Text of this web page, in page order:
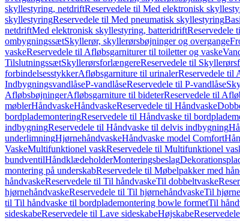
skyllestyring, netdriftReservedele til Med elektronisk
skyllestyringReservedele til Med pneumatisk skyllestyring
netdriftMed elektronisk skyllestyring, batteridriftReservedele
ombygningssætSkyllerør, skyllerørsbøjninger og overgange
vaskeReservedele til Afløbsgarniturer til toiletter og vaske
TilslutningssætSkyllerørsforlængereReservedele til
forbindelsesstykkerAfløbsgarniture til urinalerReservedele til
IndbygningsvandlåseP-vandlåseReservedele til P-vandlåse
AfløbsbøjningerAfløbsgarniture til bideterReservedele til
møblerHåndvaskeHåndvaskeReservedele til Håndvaske
bordplademonteringReservedele til Håndvaske til
indbygningReservedele til Håndvaske til delvis indbygning
underlimningHjørnehåndvaskeHåndvaske model Comfort
VaskeMultifunktionel vaskReservedele til Multifunktionel
bundventilHåndklædeholderMonteringsbeslag
montering på underskabReservedele til Møbelpakker med
håndvaskeReservedele til Til håndvaskeTil dobbeltvaske
hjørnehåndvaskeReservedele til Til hjørnehåndvaskeTil
til Til håndvaske til bordplademontering bowle formetTil
sideskabeReservedele til Lave sideskabeHøjskabe